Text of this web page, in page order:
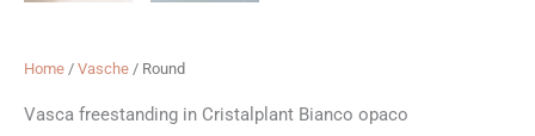
Home / Vasche / Round
Vasca freestanding in Cristalplant Bianco opaco